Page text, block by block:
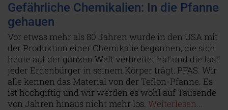
Gefährliche Chemikalien: In die Pfanne
gehauen
Vor etwas mehr als 80 Jahren wurde in den USA mit
der Produktion einer Chemikalie begonnen, die sich
heute auf der ganzen Welt verbreitet hat und die fast
jeder Erdenbürger in seinem Körper trägt: PFAS. Wir
alle kennen das Material von der Teflon-Pfanne. Es
ist hochgiftig und wir werden es wohl auf Tausende
von Jahren hinaus nicht mehr los. Weiterlesen...